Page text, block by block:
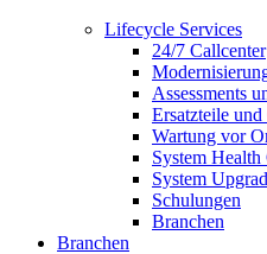
Lifecycle Services
24/7 Callcenter
Assessments
Ersatzteile und
Wartung vor
System Health
System
Schulungen
Branchen
Branchen